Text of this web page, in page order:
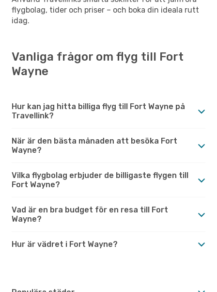
flygbolag, tider och priser – och boka din ideala rutt
idag.
Vanliga frågor om flyg till Fort
Wayne
Hur kan jag hitta billiga flyg till Fort Wayne på
Travellink?
När är den bästa månaden att besöka Fort
Wayne?
Vilka flygbolag erbjuder de billigaste flygen till
Fort Wayne?
Vad är en bra budget för en resa till Fort
Wayne?
Hur är vädret i Fort Wayne?